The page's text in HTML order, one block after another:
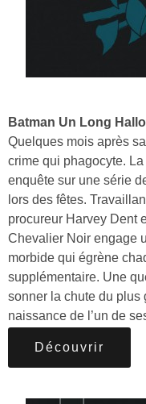
Batman Un Long
Quelques mois après
crime qui phagocyte.
enquête sur une série
lors des fêtes.
procureur Harvey Dent
Chevalier Noir engage
morbide qui égrène
supplémentaire. Une
sonner la chute du plus
naissance de l’un de
Découvrir